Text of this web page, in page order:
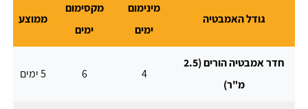
גודל האמבטיה
מינימום
ימים
מקסימום
ימים
ממוצע
חדר אמבטיה הורים (2.5
מ"ר)
4
6 5 ימים